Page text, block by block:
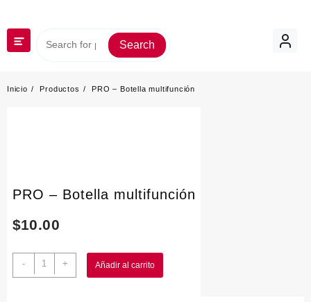
contenido
Search
Inicio Productos PRO – Botella multifunción
PRO – Botella multifunción
$10.00
-
PRO
-
+ Añadir al carrito